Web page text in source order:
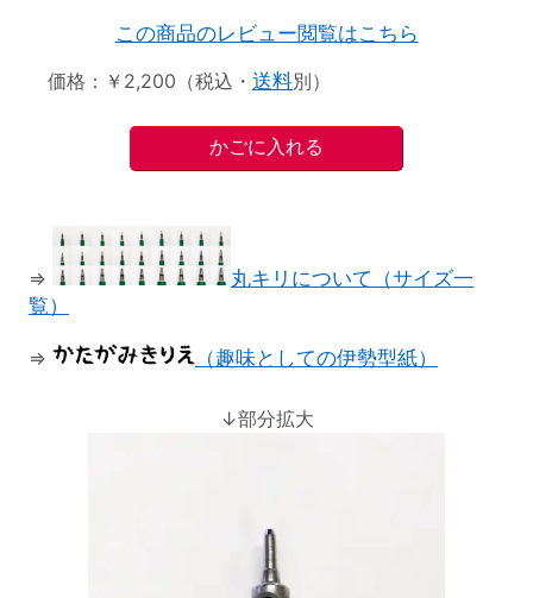
この商品のレビュー閲覧はこちら
価格：￥2,200（税込・ 送料別）
⇒
丸キリについて（サイズ一
覧）
⇒ （趣味としての伊勢型紙）
↓部分拡大